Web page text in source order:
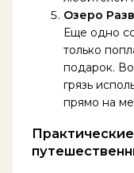
Озеро
Еще одно
только
подарок.
грязь
прямо на